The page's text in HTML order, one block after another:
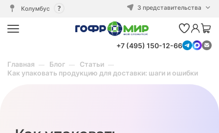
Колумбус 3 представительства
+7 (495) 150-12-66
Главная Блог
Статьи
Как упаковать продукцию для доставки: шаги и ошибки